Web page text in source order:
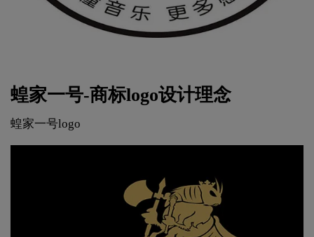
蝗家一号-商标logo设计理念
蝗家一号logo